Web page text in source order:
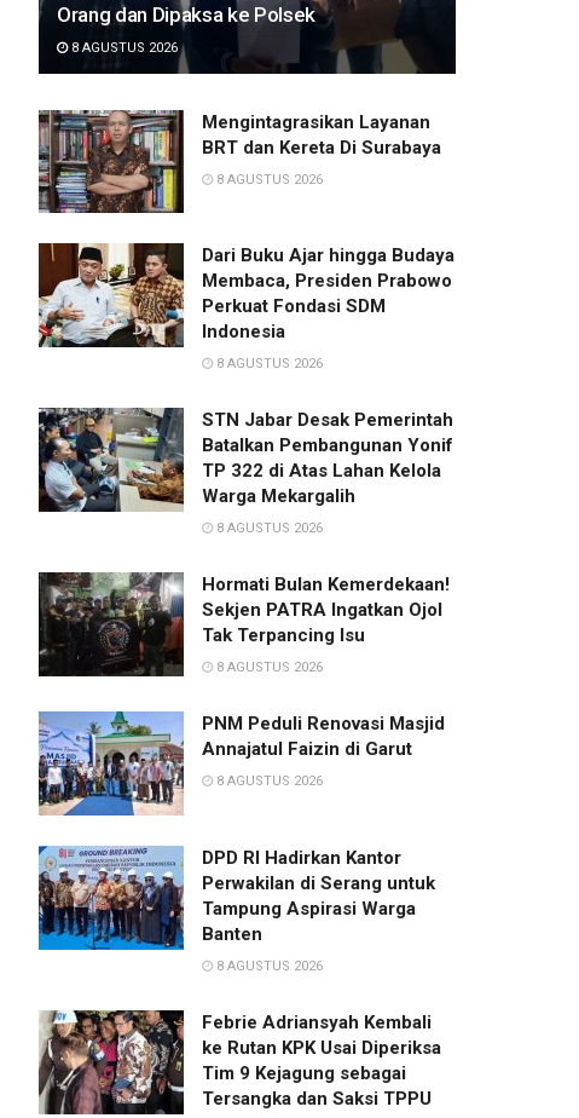
Orang dan Dipaksa ke Polsek
8 AGUSTUS 2026
Mengintagrasikan Layanan
BRT dan Kereta Di Surabaya
8 AGUSTUS 2026
Dari Buku Ajar hingga Budaya
Membaca, Presiden Prabowo
Perkuat Fondasi SDM
Indonesia
8 AGUSTUS 2026
STN Jabar Desak Pemerintah
Batalkan Pembangunan Yonif
TP 322 di Atas Lahan Kelola
Warga Mekargalih
8 AGUSTUS 2026
Hormati Bulan Kemerdekaan!
Sekjen PATRA Ingatkan Ojol
Tak Terpancing Isu
8 AGUSTUS 2026
PNM Peduli Renovasi Masjid
Annajatul Faizin di Garut
8 AGUSTUS 2026
DPD RI Hadirkan Kantor
Perwakilan di Serang untuk
Tampung Aspirasi Warga
Banten
8 AGUSTUS 2026
Febrie Adriansyah Kembali
ke Rutan KPK Usai Diperiksa
Tim 9 Kejagung sebagai
Tersangka dan Saksi TPPU